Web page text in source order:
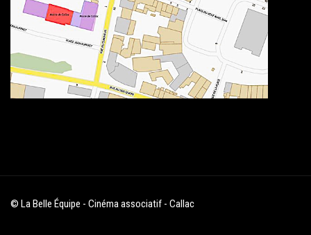
© La Belle Équipe - Cinéma associatif - Callac